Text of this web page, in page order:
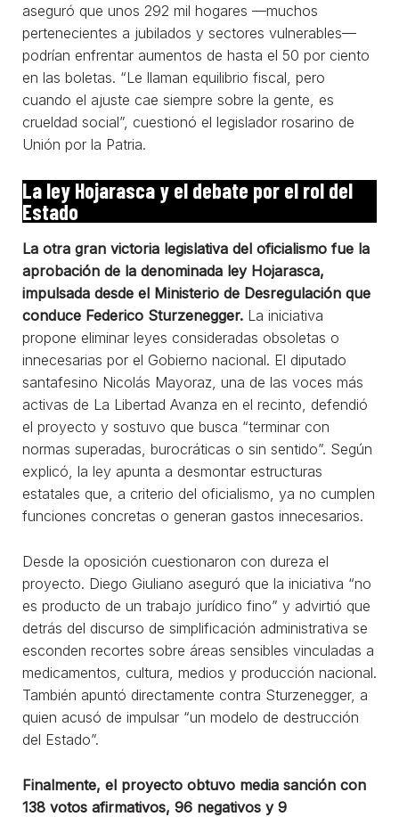
aseguró que unos 292 mil hogares —muchos
pertenecientes a jubilados y sectores vulnerables—
podrían enfrentar aumentos de hasta el 50 por ciento
en las boletas. “Le llaman equilibrio fiscal, pero
cuando el ajuste cae siempre sobre la gente, es
crueldad social”, cuestionó el legislador rosarino de
Unión por la Patria.
La ley Hojarasca y el debate por el rol del
Estado
La otra gran victoria legislativa del oficialismo fue la
aprobación de la denominada ley Hojarasca,
impulsada desde el Ministerio de Desregulación que
conduce Federico Sturzenegger. La iniciativa
propone eliminar leyes consideradas obsoletas o
innecesarias por el Gobierno nacional. El diputado
santafesino Nicolás Mayoraz, una de las voces más
activas de La Libertad Avanza en el recinto, defendió
el proyecto y sostuvo que busca “terminar con
normas superadas, burocráticas o sin sentido”. Según
explicó, la ley apunta a desmontar estructuras
estatales que, a criterio del oficialismo, ya no cumplen
funciones concretas o generan gastos innecesarios.
Desde la oposición cuestionaron con dureza el
proyecto. Diego Giuliano aseguró que la iniciativa “no
es producto de un trabajo jurídico fino” y advirtió que
detrás del discurso de simplificación administrativa se
esconden recortes sobre áreas sensibles vinculadas a
medicamentos, cultura, medios y producción nacional.
También apuntó directamente contra Sturzenegger, a
quien acusó de impulsar “un modelo de destrucción
del Estado”.
Finalmente, el proyecto obtuvo media sanción con
138 votos afirmativos, 96 negativos y 9